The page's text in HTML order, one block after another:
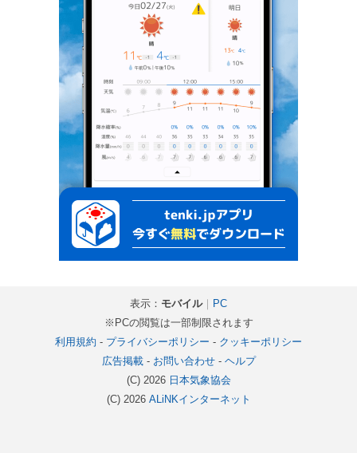
表示： モバイル｜ PC
※PCの閲覧は一部制限されます
利用規約 - プライバシーポリシー - クッキーポリシー
広告掲載- お問い合わせ- ヘルプ
(C) 2026 日本気象協会
(C) 2026 ALiNKインターネット